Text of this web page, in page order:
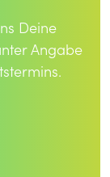
Deine
Angabe